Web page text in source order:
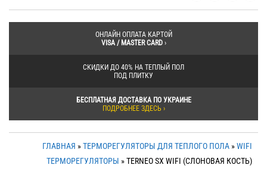
ОНЛАЙН ОПЛАТА КАРТОЙ
VISA / MASTER CARD›
СКИДКИ ДО 40% НА ТЕПЛЫЙ ПОЛ
ПОД ПЛИТКУ
БЕСПЛАТНАЯ ДОСТАВКА ПО УКРАИНЕ
ПОДРОБНЕЕ ЗДЕСЬ ›
ГЛАВНАЯ »ТЕРМОРЕГУЛЯТОРЫ ДЛЯ ТЕПЛОГО ПОЛА »WIFI
ТЕРМОРЕГУЛЯТОРЫ » TERNEO SX WIFI (СЛОНОВАЯ КОСТЬ)